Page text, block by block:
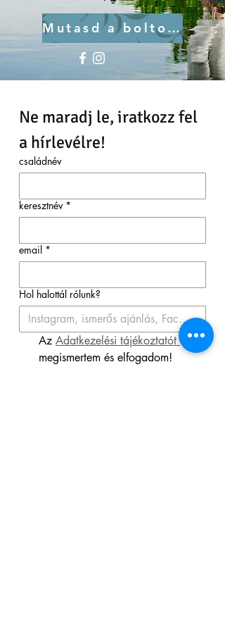
Mutasd a boltokat
Ne maradj le, iratkozz fel
a hírlevélre!
családnév
keresztnév *
email *
Hol halottál rólunk?
Az
Adatkezelési tájékoztatót
megismertem és elfogadom!